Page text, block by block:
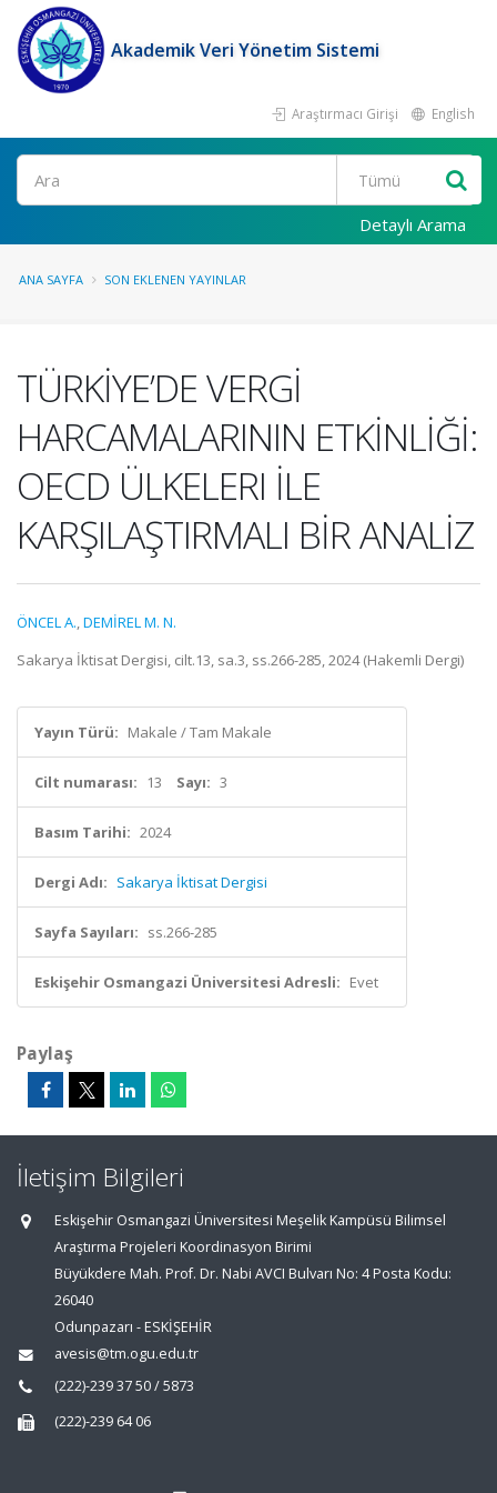
Akademik Veri Yönetim Sistemi
Araştırmacı Girişi English
Ara
Detaylı Arama
ANA SAYFA SON EKLENEN YAYINLAR
TÜRKİYE’DE VERGİ
HARCAMALARININ ETKİNLİĞİ:
OECD ÜLKELERI İLE
KARŞILAŞTIRMALI BİR ANALİZ
ÖNCEL A.,DEMİREL M. N.
Sakarya İktisat Dergisi, cilt.13, sa.3, ss.266-285, 2024 (Hakemli Dergi)
Yayın Türü: Makale / Tam Makale
Cilt numarası: 13 Sayı: 3
Basım Tarihi: 2024
Dergi Adı: Sakarya İktisat Dergisi
Sayfa Sayıları: ss.266-285
Eskişehir Osmangazi Üniversitesi Adresli: Evet
Paylaş
İletişim Bilgileri
Eskişehir Osmangazi Üniversitesi Meşelik Kampüsü Bilimsel
Araştırma Projeleri Koordinasyon Birimi
Büyükdere Mah. Prof. Dr. Nabi AVCI Bulvarı No: 4 Posta Kodu:
26040
Odunpazarı - ESKİŞEHİR
avesis@tm.ogu.edu.tr
(222)-239 37 50 / 5873
(222)-239 64 06